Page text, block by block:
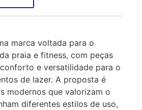
marca voltada para o
praia e fitness, com peças
e versatilidade para o
de lazer. A proposta é
modernos que valorizam o
diferentes estilos de uso,